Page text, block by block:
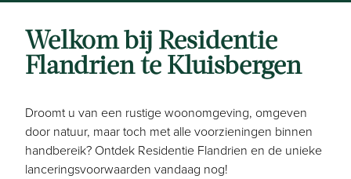
Welkom bij Residentie
Flandrien te Kluisbergen
Droomt u van een rustige woonomgeving, omgeven
door natuur, maar toch met alle voorzieningen binnen
handbereik? Ontdek Residentie Flandrien en de unieke
lanceringsvoorwaarden vandaag nog!